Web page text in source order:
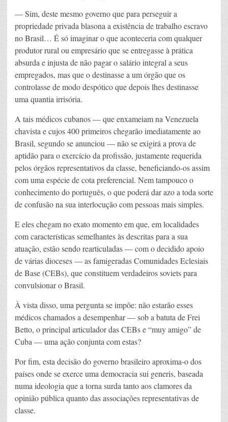
— Sim, deste mesmo governo que para perseguir a
propriedade privada blasona a existência de trabalho escravo
no Brasil… É só imaginar o que aconteceria com qualquer
produtor rural ou empresário que se entregasse à prática
absurda e injusta de não pagar o salário integral a seus
empregados, mas que o destinasse a um órgão que os
controlasse de modo despótico que depois lhes destinasse
uma quantia irrisória.
A tais médicos cubanos — que enxameiam na Venezuela
chavista e cujos 400 primeiros chegarão imediatamente ao
Brasil, segundo se anunciou — não se exigirá a prova de
aptidão para o exercício da profissão, justamente requerida
pelos órgãos representativos da classe, beneficiando-os assim
com uma espécie de cota preferencial. Nem tampouco o
conhecimento do português, o que poderá dar azo a toda sorte
de confusão na sua interlocução com pessoas mais simples.
E eles chegam no exato momento em que, em localidades
com características semelhantes às descritas para a sua
atuação, estão sendo rearticuladas — com o decidido apoio
de várias dioceses — as famigeradas Comunidades Eclesiais
de Base (CEBs), que constituem verdadeiros soviets para
convulsionar o Brasil.
À vista disso, uma pergunta se impõe: não estarão esses
médicos chamados a desempenhar — sob a batuta de Frei
Betto, o principal articulador das CEBs e “muy amigo” de
Cuba — uma ação conjunta com estas?
Por fim, esta decisão do governo brasileiro aproxima-o dos
países onde se exerce uma democracia sui generis, baseada
numa ideologia que a torna surda tanto aos clamores da
opinião pública quanto das associações representativas de
classe.